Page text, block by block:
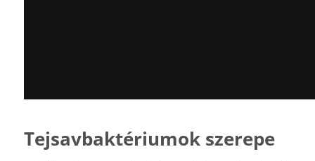
Tejsavbaktériumok szerepe